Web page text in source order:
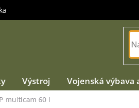
Výstroj Vojenská výbava
multicam 60 l